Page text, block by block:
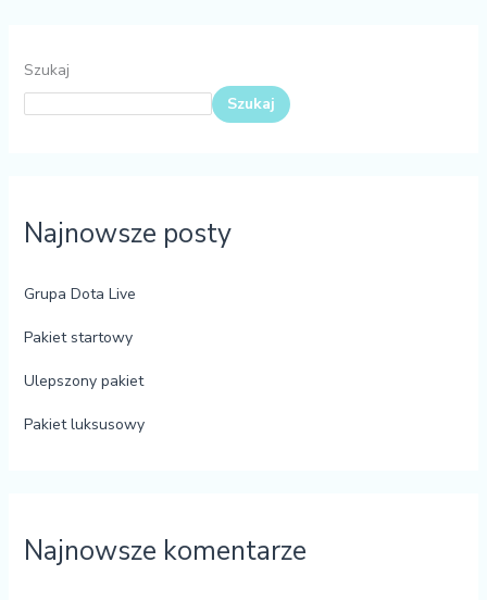
Szukaj
Szukaj
Najnowsze posty
Grupa Dota Live
Pakiet startowy
Ulepszony pakiet
Pakiet luksusowy
Najnowsze komentarze